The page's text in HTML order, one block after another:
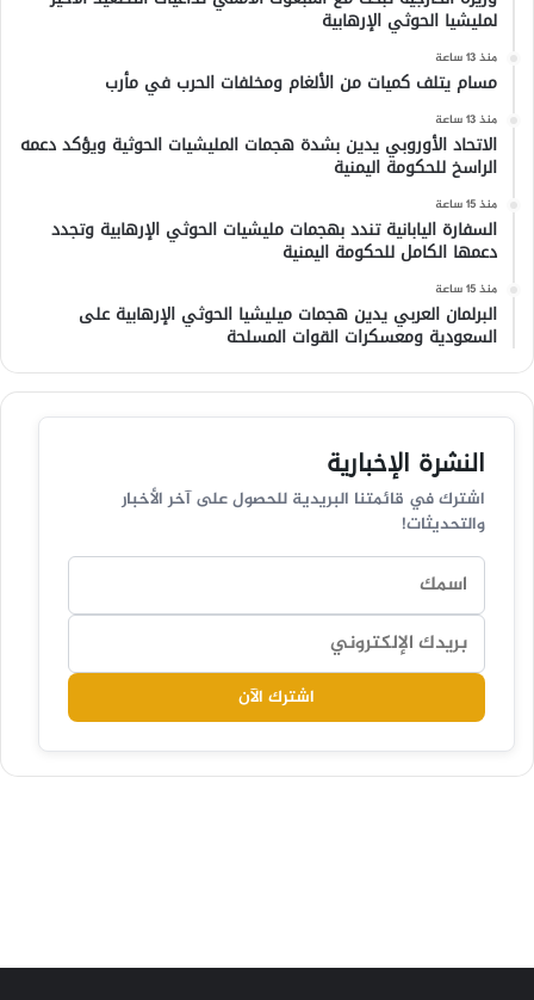
لمليشيا الحوثي الإرهابية
منذ 13 ساعة
مسام يتلف كميات من الألغام ومخلفات الحرب في مأرب
منذ 13 ساعة
الاتحاد الأوروبي يدين بشدة هجمات المليشيات الحوثية ويؤكد دعمه
الراسخ للحكومة اليمنية
منذ 15 ساعة
السفارة اليابانية تندد بهجمات مليشيات الحوثي الإرهابية وتجدد
دعمها الكامل للحكومة اليمنية
منذ 15 ساعة
البرلمان العربي يدين هجمات ميليشيا الحوثي الإرهابية على
السعودية ومعسكرات القوات المسلحة
النشرة الإخبارية
اشترك في قائمتنا البريدية للحصول على آخر الأخبار
والتحديثات!
اشترك الآن